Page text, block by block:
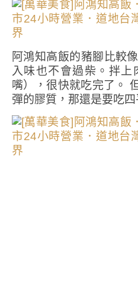
阿鴻知高飯的豬腳比較
入味也不會過柴。拌
嘴），很快就吃完了。
彈的膠質，那還是要吃